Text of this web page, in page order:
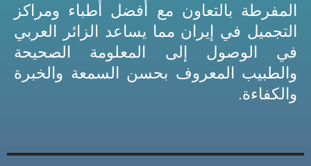
المفرطة بالتعاون مع أفضل أطباء ومراكز
التجميل في إيران مما يساعد الزائر العربي
في الوصول إلى المعلومة الصحيحة
والطبيب المعروف بحسن السمعة والخبرة
والكفاءة.